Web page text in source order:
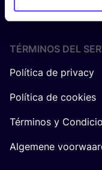
TÉRMINOS DEL
Política de privacy
Política de cookies
Términos y
Algemene